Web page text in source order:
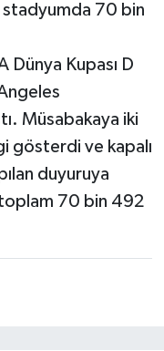
stadyumda 70 bin
Dünya Kupası D
Müsabakaya iki
gösterdi ve kapalı
duyuruya
70 bin 492